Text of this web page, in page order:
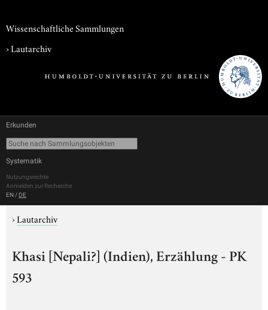
Wissenschaftliche Sammlungen
›Lautarchiv
Erkunden
Systematik
Nutzungsrechte
Anmelden zur Recherche
EN / DE
›Lautarchiv
Khasi [Nepali?] (Indien), Erzählung - PK
593